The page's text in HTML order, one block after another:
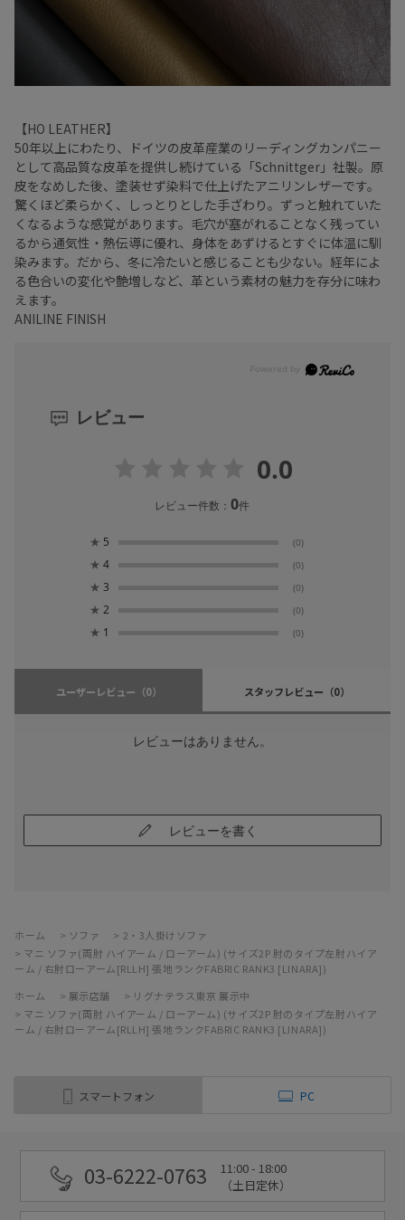
【HO LEATHER】
50年以上にわたり、ドイツの皮革産業のリーディングカンパニー
として高品質な皮革を提供し続けている「Schnittger」社製。原
皮をなめした後、塗装せず染料で仕上げたアニリンレザーです。
驚くほど柔らかく、しっとりとした手ざわり。ずっと触れていた
くなるような感覚があります。毛穴が塞がれることなく残ってい
るから通気性・熱伝導に優れ、身体をあずけるとすぐに体温に馴
染みます。だから、冬に冷たいと感じることも少ない。経年によ
る色合いの変化や艶増しなど、革という素材の魅力を存分に味わ
えます。
ANILINE FINISH
レビュー
0.0
レビュー件数：0件
★ 5 (0)
★ 4 (0)
★ 3 (0)
★ 2 (0)
★ 1 (0)
ユーザーレビュー （0） スタッフレビュー （0）
レビューはありません。
レビューを書く
ホーム > ソファ > 2・3人掛けソファ
> マニ ソファ(両肘 ハイアーム / ローアーム) (サイズ2P 肘のタイプ左肘ハイア
ーム / 右肘ローアーム[RLLH] 張地ランクFABRIC RANK3 [LINARA])
ホーム
> 展示店舗 > リグナテラス東京 展示中
> マニ ソファ(両肘 ハイアーム / ローアーム) (サイズ2P 肘のタイプ左肘ハイア
ーム / 右肘ローアーム[RLLH] 張地ランクFABRIC RANK3 [LINARA])
スマートフォン PC
03-6222-0763
11:00 - 18:00
（土日定休）